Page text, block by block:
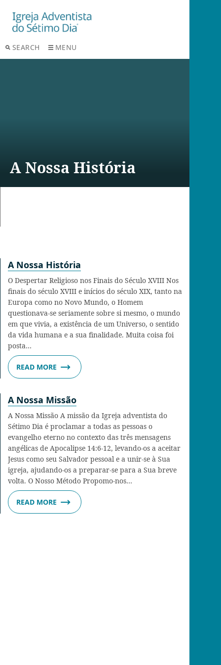
SEARCH MENU
A Nossa História
A Nossa História
O Despertar Religioso nos Finais do Século XVIII Nos
finais do século XVIII e inícios do século XIX, tanto na
Europa como no Novo Mundo, o Homem
questionava-se seriamente sobre si mesmo, o mundo
em que vivia, a existência de um Universo, o sentido
da vida humana e a sua finalidade. Muita coisa foi
posta…
READ MORE
A Nossa Missão
A Nossa Missão A missão da Igreja adventista do
Sétimo Dia é proclamar a todas as pessoas o
evangelho eterno no contexto das três mensagens
angélicas de Apocalipse 14:6-12, levando-os a aceitar
Jesus como seu Salvador pessoal e a unir-se à Sua
igreja, ajudando-os a preparar-se para a Sua breve
volta. O Nosso Método Propomo-nos…
READ MORE